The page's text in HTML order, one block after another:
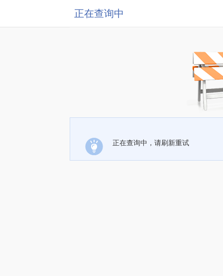
正在查询中
正在查询中，请刷新重试